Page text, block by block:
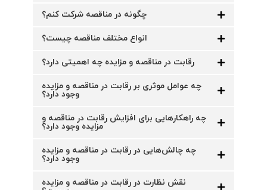
چگونه در مناقصه شرکت کنم؟
انواع مختلف مناقصه چیست؟
رقابت در مناقصه و مزایده چه اهمیتی دارد؟
چه عوامل موثری بر رقابت در مناقصه و مزایده
وجود دارد؟
چه راهکارهایی برای افزایش رقابت در مناقصه و
مزایده وجود دارد؟
چه چالش‌هایی در رقابت در مناقصه و مزایده
وجود دارد؟
نقش نظارت در رقابت در مناقصه و مزایده